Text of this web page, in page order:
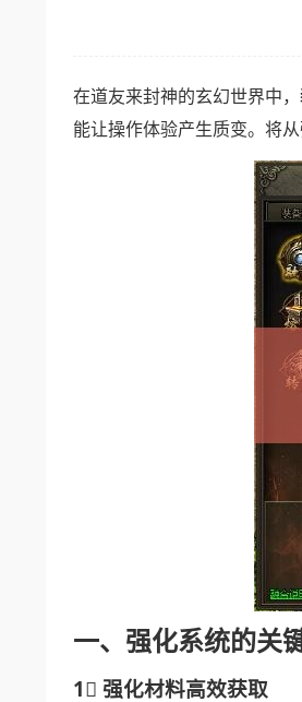
在道友来封神的玄幻世界中，
能让操作体验产生质变。将
一、强化系统的关
1⃣ 强化材料高效获取